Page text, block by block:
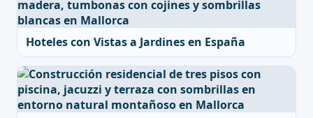
Hoteles con Vistas a Jardines en España